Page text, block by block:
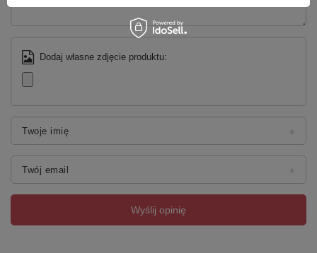
Dodaj własne zdjęcie produktu:
Twoje imię
Twój email
Wyślij opinię